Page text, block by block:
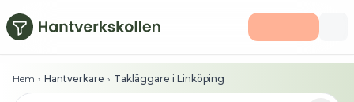
Hoppa till huvudinnehåll
Hem › Hantverkare › Takläggare i Linköping